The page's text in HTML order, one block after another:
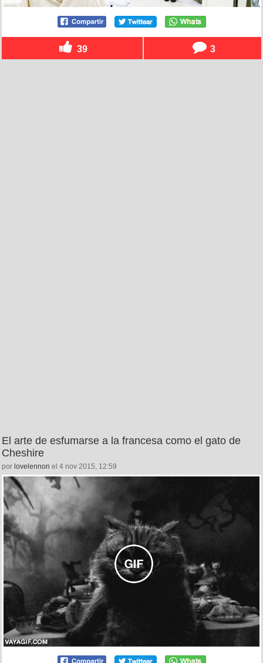
39 3
El arte de esfumarse a la francesa como el gato de
Cheshire
por lovelennon el 4 nov 2015, 12:59